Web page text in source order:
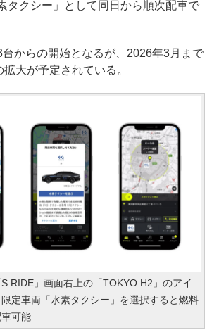
タクシー」として同日から順次配車で
からの開始となるが、2026年3月まで
大が予定されている。
」画面右上の「TOKYO H2」のアイ
定車両「水素タクシー」を選択すると燃料
可能